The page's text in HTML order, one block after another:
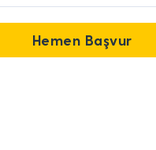
Hemen Başvur